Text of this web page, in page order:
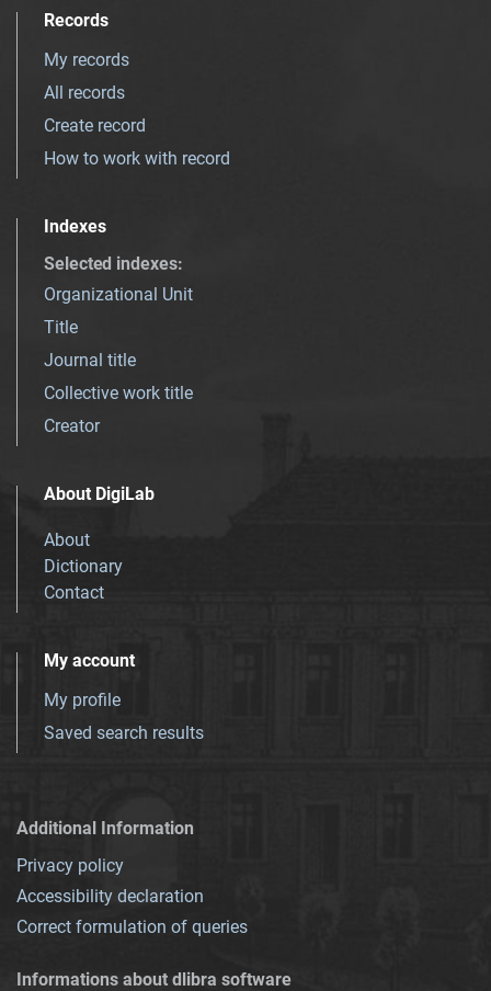
Records
My records
All records
Create record
How to work with record
Indexes
Selected indexes:
Organizational Unit
Title
Journal title
Collective work title
Creator
About DigiLab
About
Dictionary
Contact
My account
My profile
Saved search results
Additional Information
Privacy policy
Accessibility declaration
Correct formulation of queries
Informations about dlibra software